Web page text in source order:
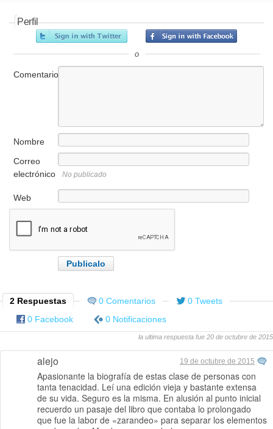
Perfil
o
Comentario
Nombre
Correo
electrónico
No publicado
Web
2 Respuestas 0 Comentarios
0 Tweets
0 Facebook
0 Notificaciones
la ultima respuesta fue 20 de octubre de 2015
alejo 19 de octubre de 2015
Apasionante la biografía de estas clase de personas con
tanta tenacidad. Leí una edición vieja y bastante extensa
de su vida. Seguro es la misma. En alusión al punto inicial
recuerdo un pasaje del libro que contaba lo prolongado
que fue la labor de «zarandeo» para separar los elementos